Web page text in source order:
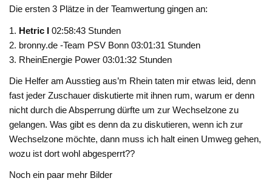
Die ersten 3 Plätze in der Teamwertung gingen an:
1. Hetric I 02:58:43 Stunden
2. bronny.de -Team PSV Bonn 03:01:31 Stunden
3. RheinEnergie Power 03:01:32 Stunden
Die Helfer am Ausstieg aus’m Rhein taten mir etwas leid, denn
fast jeder Zuschauer diskutierte mit ihnen rum, warum er denn
nicht durch die Absperrung dürfte um zur Wechselzone zu
gelangen. Was gibt es denn da zu diskutieren, wenn ich zur
Wechselzone möchte, dann muss ich halt einen Umweg gehen,
wozu ist dort wohl abgesperrt??
Noch ein paar mehr Bilder